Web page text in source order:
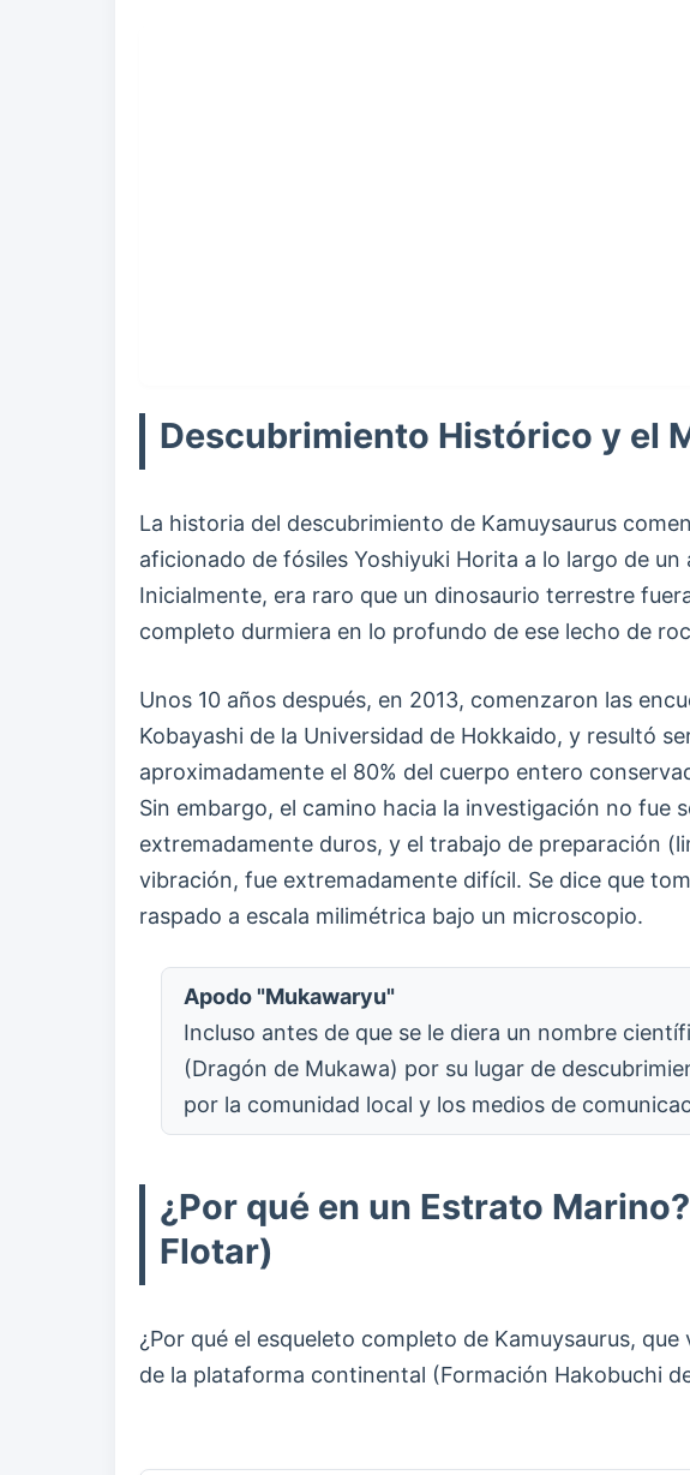
Descubrimiento Histórico y el
La historia del descubrimiento de Kamuysaurus
aficionado de fósiles Yoshiyuki Horita a lo largo de
Inicialmente, era raro que un dinosaurio terrestre
completo durmiera en lo profundo de ese lecho de
Unos 10 años después, en 2013, comenzaron las
Kobayashi de la Universidad de Hokkaido, y resultó
aproximadamente el 80% del cuerpo entero
Sin embargo, el camino hacia la investigación no fue
extremadamente duros, y el trabajo de preparación
vibración, fue extremadamente difícil. Se dice que
raspado a escala milimétrica bajo un microscopio.
Apodo "Mukawaryu"
Incluso antes de que se le diera un nombre
(Dragón de Mukawa) por su lugar de
por la comunidad local y los medios de
¿Por qué en un Estrato
Flotar)
¿Por qué el esqueleto completo de Kamuysaurus,
de la plataforma continental (Formación Hakobuchi